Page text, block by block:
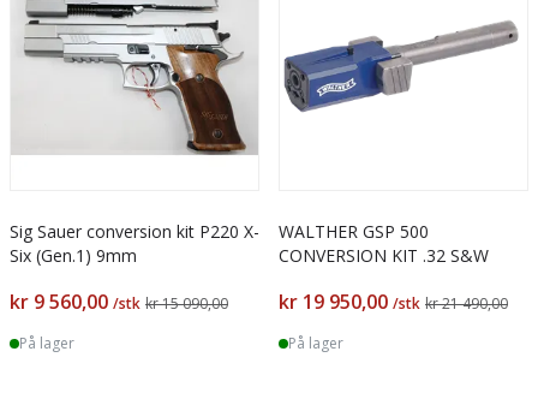
Sig Sauer conversion kit P220 X-
Six (Gen.1) 9mm
kr 9 560,00 /stk kr 15 090,00
På lager
WALTHER GSP 500
CONVERSION KIT .32 S&W
kr 19 950,00 /stk kr 21 490,00
På lager